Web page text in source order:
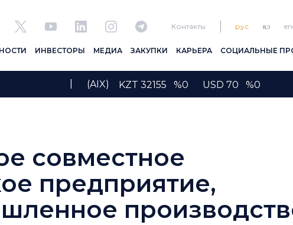
Контакты рус қаз
ИНВЕСТОРЫ МЕДИА ЗАКУПКИ КАРЬЕРА СОЦИАЛЬНЫЕ
(AIX) KZT 32155 %0 USD 70 %0
совместное
предприятие,